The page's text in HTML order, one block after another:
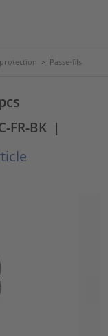
> Passe-fils
FR-BK |